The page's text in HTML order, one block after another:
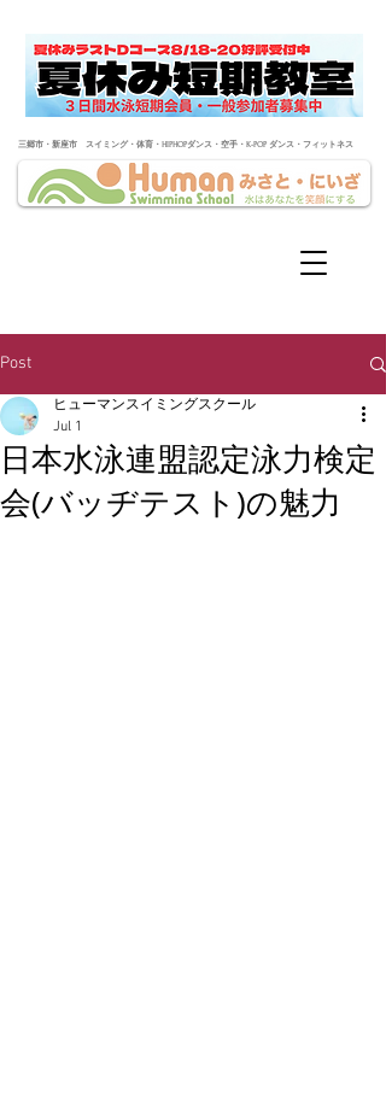
​三郷市・新座市 スイミング・体育・HIPHOPダンス・空手・K-POP ダンス・フィットネス
Post
日本水泳連盟認定泳力検定
会(バッヂテスト)の魅力
ヒューマンスイミングスクール
Jul 1